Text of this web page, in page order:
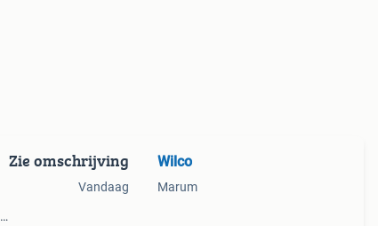
Zie omschrijving
Vandaag
Wilco
Marum